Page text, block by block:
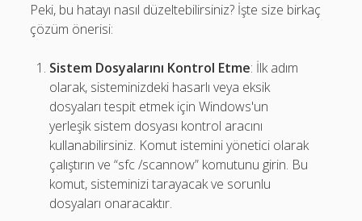
Peki, bu hatayı nasıl düzeltebilirsiniz? İşte size birkaç
çözüm önerisi:
Sistem Dosyalarını Kontrol Etme: İlk adım
olarak, sisteminizdeki hasarlı veya eksik
dosyaları tespit etmek için Windows'un
yerleşik sistem dosyası kontrol aracını
kullanabilirsiniz. Komut istemini yönetici olarak
çalıştırın ve “sfc /scannow” komutunu girin. Bu
komut, sisteminizi tarayacak ve sorunlu
dosyaları onaracaktır.